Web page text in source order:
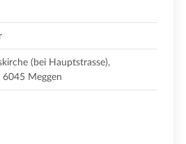
(bei Hauptstrasse),
6045 Meggen